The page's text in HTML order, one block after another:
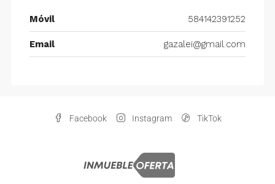
Móvil 584142391252
Email gazalei@gmail.com
Facebook Instagram TikTok